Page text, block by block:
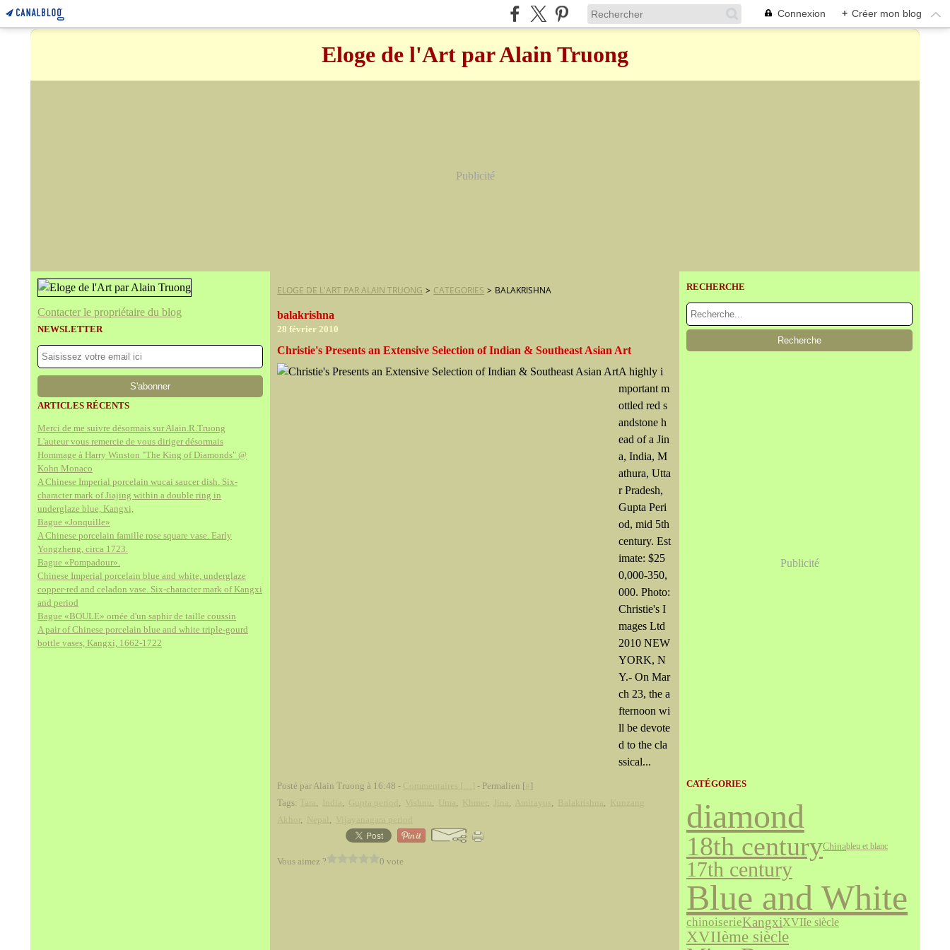
Connexion + Créer mon blog
Eloge de l'Art par Alain Truong
Publicité
Contacter le propriétaire du blog
NEWSLETTER
ARTICLES RÉCENTS
Merci de me suivre désormais sur Alain.R.Truong
L'auteur vous remercie de vous diriger désormais
Hommage à Harry Winston "The King of Diamonds" @
Kohn Monaco
A Chinese Imperial porcelain wucai saucer dish. Six-
character mark of Jiajing within a double ring in
underglaze blue, Kangxi,
Bague «Jonquille»
A Chinese porcelain famille rose square vase. Early
Yongzheng, circa 1723.
Bague «Pompadour».
Chinese Imperial porcelain blue and white, underglaze
copper-red and celadon vase. Six-character mark of Kangxi
and period
Bague «BOULE» ornée d'un saphir de taille coussin
A pair of Chinese porcelain blue and white triple-gourd
bottle vases, Kangxi, 1662-1722
ELOGE DE L'ART PAR ALAIN TRUONG > CATEGORIES > BALAKRISHNA
balakrishna
28 février 2010
Christie's Presents an Extensive Selection of Indian & Southeast Asian Art
A highly i
mportant m
ottled red s
andstone h
ead of a Jin
a, India, M
athura, Utta
r Pradesh,
Gupta Peri
od, mid 5th
century. Est
imate: $25
0,000-350,
000. Photo:
Christie's I
mages Ltd
2010 NEW
YORK, N
Y.- On Mar
ch 23, the a
fternoon wi
ll be devote
d to the cla
ssical...
Posté par Alain Truong à 16:48 - - Permalien [ ]
Tags:
, , , , , , , , ,
, ,
Vous aimez ? 0 vote
RECHERCHE
Publicité
CATÉGORIES
diamond
18th centuryChinableu et blanc
17th century
Blue and White
chinoiserieKangxiXVIIe siècle
XVIIème siècle